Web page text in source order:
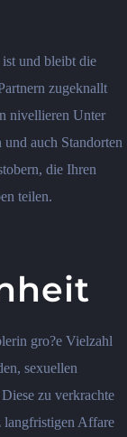
und bleibt die
zugeknallt
nivellieren Unter
auch Standorten
die Ihren
teilen.
gro?e Vielzahl
sexuellen
zu verkrachte
langfristigen Affare